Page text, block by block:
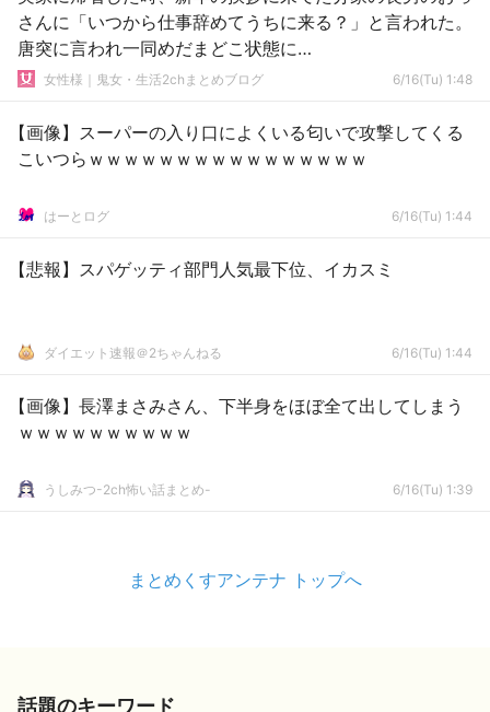
さんに「いつから仕事辞めてうちに来る？」と言われた。
唐突に言われ一同めだまどこ状態に…
女性様｜鬼女・生活2chまとめブログ 6/16(Tu) 1:48
【画像】スーパーの入り口によくいる匂いで攻撃してくる
こいつらｗｗｗｗｗｗｗｗｗｗｗｗｗｗｗｗ
はーとログ 6/16(Tu) 1:44
【悲報】スパゲッティ部門人気最下位、イカスミ
ダイエット速報＠2ちゃんねる 6/16(Tu) 1:44
【画像】長澤まさみさん、下半身をほぼ全て出してしまう
ｗｗｗｗｗｗｗｗｗｗ
うしみつ-2ch怖い話まとめ- 6/16(Tu) 1:39
まとめくすアンテナ トップへ
話題のキーワード